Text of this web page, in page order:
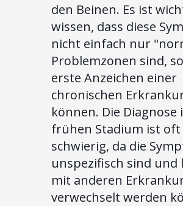
den Beinen. Es ist
wissen, dass diese
nicht einfach nur
Problemzonen sind,
erste Anzeichen einer
chronischen
können. Die Diagnose
frühen Stadium ist oft
schwierig, da die
unspezifisch sind und
mit anderen
verwechselt werden